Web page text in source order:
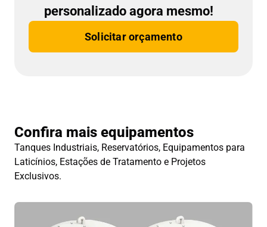
personalizado agora mesmo!
Solicitar orçamento
Confira mais equipamentos
Tanques Industriais, Reservatórios, Equipamentos para
Laticínios, Estações de Tratamento e Projetos
Exclusivos.